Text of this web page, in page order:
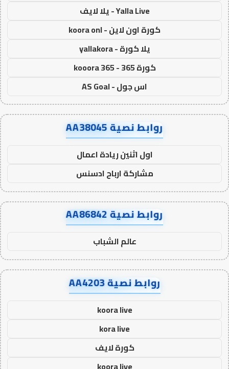
Yalla Live - يلا لايف
كورة اون لاين - koora onl
يلا كورة - yallakora
كورة 365 - kooora 365
اس جول - AS Goal
روابط نصية AA38045
اول اثنين ريادة اعمال
مشاركة ارباح ادسنس
روابط نصية AA86842
عالم الشباب
روابط نصية AA4203
koora live
kora live
كورة لايف